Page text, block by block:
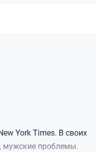
York Times. В своих
мужские проблемы.